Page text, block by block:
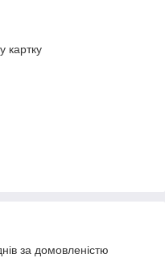
картку
за домовленістю